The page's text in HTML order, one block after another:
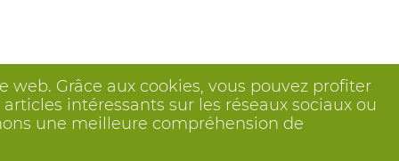
Grâce aux cookies, vous pouvez profiter
intéressants sur les réseaux sociaux ou
une meilleure compréhension de